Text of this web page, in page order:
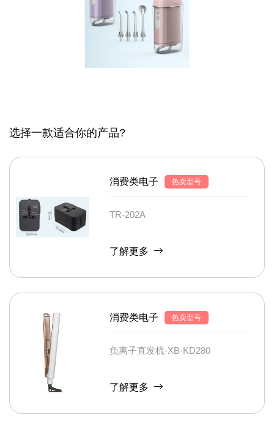
选择一款适合你的产品?
消费类电子 热卖型号
TR-202A
了解更多
消费类电子 热卖型号
负离子直发梳-XB-KD280
了解更多